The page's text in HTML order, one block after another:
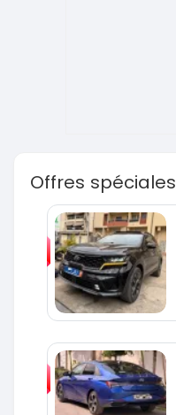
Offres spéciales